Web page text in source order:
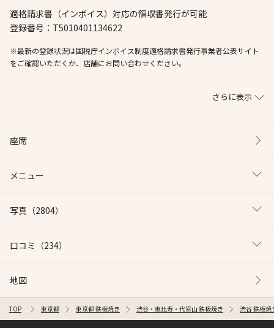
適格請求書（インボイス）対応の領収書発行が可能
登録番号：T5010401134622
※最新の登録状況は国税庁インボイス制度適格請求書発行事業者公表サイト
をご確認いただくか、店舗にお問い合わせください。
さらに表示
座席
メニュー
写真 （2804）
口コミ （234）
地図
TOP 東京都 東京都 鉄板焼き 渋谷・恵比寿・代官山 鉄板焼き 渋谷 鉄板焼